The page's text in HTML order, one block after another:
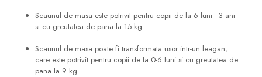
Scaunul de masa este potrivit pentru copii de la 6 luni - 3 ani
si cu greutatea de pana la 15 kg
Scaunul de masa poate fi transformata usor intr-un leagan,
care este potrivit pentru copii de la 0-6 luni si cu greutatea de
pana la 9 kg